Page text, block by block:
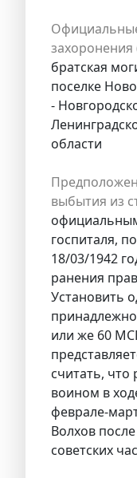
захоронения
братская
поселке
-
области
выбытия из
госпиталя,
18/03/1942
ранения
Установить
или же 60
считать,
воином в
феврале-
Волхов
советских